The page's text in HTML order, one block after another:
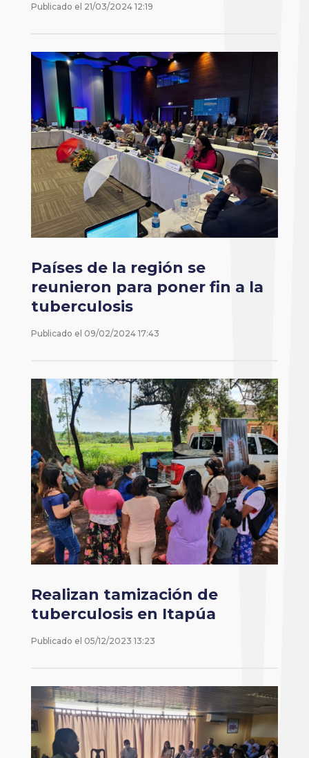
Publicado el 21/03/2024 12:19
Países de la región se
reunieron para poner fin a la
tuberculosis
Publicado el 09/02/2024 17:43
Realizan tamización de
tuberculosis en Itapúa
Publicado el 05/12/2023 13:23